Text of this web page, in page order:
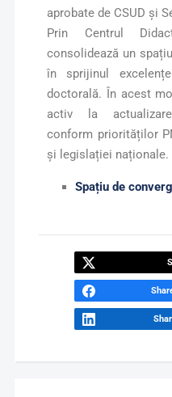
aprobate de CSUD și
Prin Centrul
consolidează un
în sprijinul
doctorală. În acest
activ la
conform priorităților
și legislației naționale.
Spațiu de